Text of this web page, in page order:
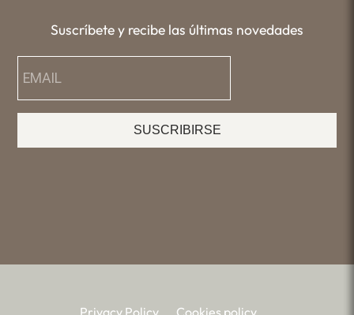
Suscríbete y recibe las últimas novedades
SUSCRIBIRSE